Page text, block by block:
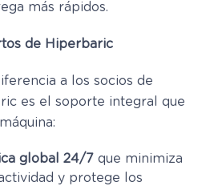
más rápidos.
de Hiperbaric
a los socios de
es el soporte integral que
global 24/7 que minimiza
y protege los